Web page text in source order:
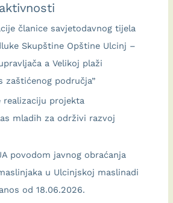
članice savjetodavnog tijela
Skupštine Opštine Ulcinj –
a Velikoj plaži
zaštićenog područja”
realizaciju projekta
mladih za održivi razvoj
povodom javnog obraćanja
u Ulcinjskoj maslinadi
od 18.06.2026.